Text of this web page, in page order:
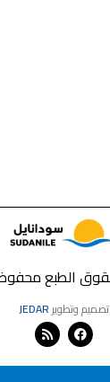
تصميم وتطويرJEDAR